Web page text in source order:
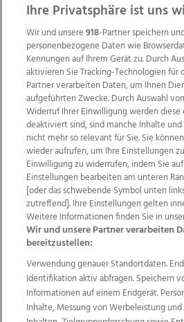
ZUR
Wir über uns Mediadaten
Datenschutz
Impressum
AGB Website
Ehrenkodex
Weitere Angebote des
TV1 di-mog-i.at OÖNow
Life Radio
OÖNachrichten
Ihre Privatsphäre ist uns
Wir und unsere918-Partner speichern
personenbezogene Daten wie
Kennungen auf Ihrem Gerät zu. Durch
aktivieren Sie Tracking-Technologien für
Partner verarbeiten Daten, um Ihnen
aufgeführten Zwecke. Durch Auswahl
Widerruf Ihrer Einwilligung werden
deaktiviert sind, sind manche Inhalte
nicht mehr so relevant für Sie. Sie
wieder aufrufen, um Ihre Einstellungen
Einwilligung zu widerrufen, indem Sie
Einstellungen bearbeiten am unteren
[oder das schwebende Symbol unten
zutreffend]. Ihre Einstellungen gelten
Weitere Informationen finden Sie in
Wir und unsere Partner verarbeiten
bereitzustellen:
Verwendung genauer Standortdaten.
Identifikation aktiv abfragen. Speichern
Informationen auf einem Endgerät.
Inhalte, Messung von Werbeleistung